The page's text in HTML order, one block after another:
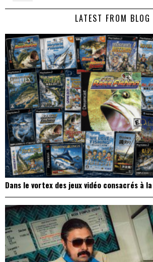
de LATEST FROM BLOG
Dans le vortex des jeux vidéo consacrés à